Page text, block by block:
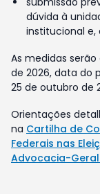
dúvida à
institucional e,
As medidas
de 2026, data do
25 de outubro de
Orientações
na Cartilha de
Federais nas
Advocacia-